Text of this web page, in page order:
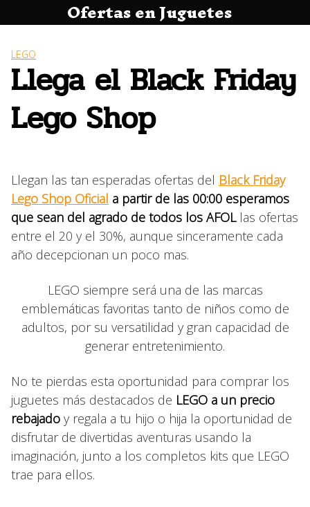
al
Ofertas en Juguetes
LEGO
Llega el Black Friday
Lego Shop
Llegan las tan esperadas ofertas del Black Friday
Lego Shop Oficial a partir de las 00:00 esperamos
que sean del agrado de todos los AFOLlas ofertas
entre el 20 y el 30%, aunque sinceramente cada
año decepcionan un poco mas.
LEGO siempre será una de las marcas
emblemáticas favoritas tanto de niños como de
adultos, por su versatilidad y gran capacidad de
generar entretenimiento.
No te pierdas esta oportunidad para comprar los
juguetes más destacados de LEGO a un precio
rebajado y regala a tu hijo o hija la oportunidad de
disfrutar de divertidas aventuras usando la
imaginación, junto a los completos kits que LEGO
trae para ellos.